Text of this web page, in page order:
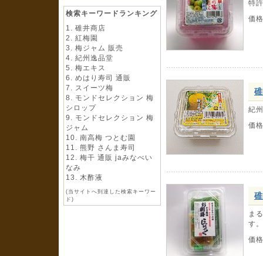
検索キーワードランキング
碓井商店
紅梅園
梅ジャム 販売
紀州逸品堂
梅エキス
めはり寿司 通販
スイーツ梅
モンドセレクション 梅
シロップ
モンドセレクション 梅
ジャム
南高梅 つとむ園
熊野 さんま寿司
梅干 通販 jaみなべい
なみ
木酢液
(当サイトへ到達した検索キーワー
ド)
特
価格
紀
価格
ま
す。
価格